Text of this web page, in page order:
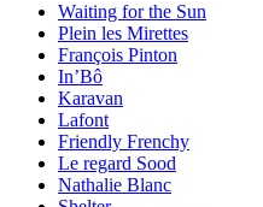
Waiting for the Sun
Plein les Mirettes
François Pinton
In’Bô
Karavan
Lafont
Friendly Frenchy
Le regard Sood
Nathalie Blanc